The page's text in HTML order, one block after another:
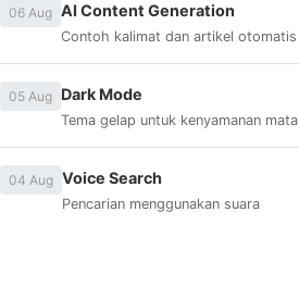
06 Aug AI Content Generation
Contoh kalimat dan artikel otomatis
05 Aug Dark Mode
Tema gelap untuk kenyamanan mata
04 Aug Voice Search
Pencarian menggunakan suara